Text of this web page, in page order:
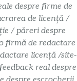
despre firme de
de licență /
/ păreri despre
firmă de redactare
licență /site-
real despre